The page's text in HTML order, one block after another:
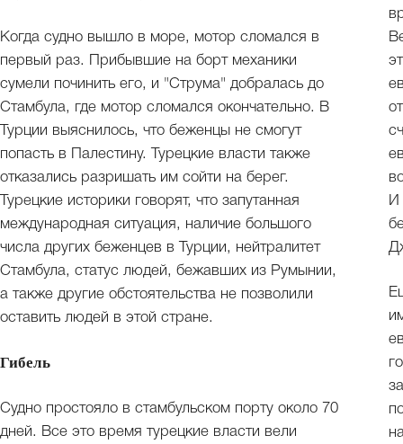
Когда судно вышло в море, мотор сломался в
первый раз. Прибывшие на борт механики
сумели починить его, и "Струма" добралась до
Стамбула, где мотор сломался окончательно. В
Турции выяснилось, что беженцы не смогут
попасть в Палестину. Турецкие власти также
отказались разришать им сойти на берег.
Турецкие историки говорят, что запутанная
международная ситуация, наличие большого
числа других беженцев в Турции, нейтралитет
Стамбула, статус людей, бежавших из Румынии,
а также другие обстоятельства не позволили
оставить людей в этой стране.
Гибель
Судно простояло в стамбульском порту около 70
дней. Все это время турецкие власти вели
И